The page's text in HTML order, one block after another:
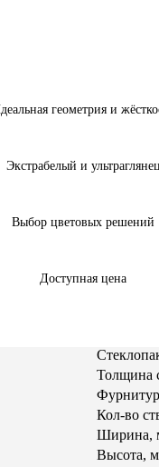
геометрия и
Экстрабелый и ультраглянец
Выбор цветовых решений
Доступная цена
Толщина
Кол-во
Ширина,
Высота,